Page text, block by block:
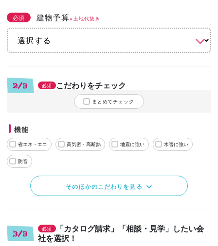
必須 建物予算※土地代抜き
2/3 必須 こだわりをチェック
まとめてチェック
機能
省エネ・エコ 高気密・高断熱 地震に強い 水害に強い
防音
そのほかのこだわりを見る
3/3
必須
「カタログ請求」「相談・見学」したい会
社を選択！